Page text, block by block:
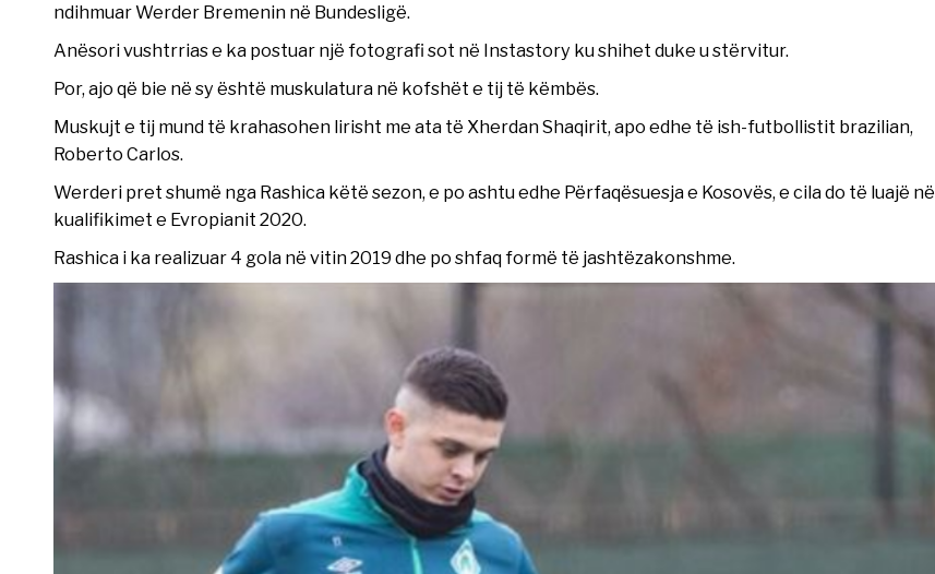
ndihmuar Werder Bremenin në Bundesligë.
Anësori vushtrrias e ka postuar një fotografi sot në Instastory ku shihet duke u stërvitur.
Por, ajo që bie në sy është muskulatura në kofshët e tij të këmbës.
Muskujt e tij mund të krahasohen lirisht me ata të Xherdan Shaqirit, apo edhe të ish-futbollistit brazilian,
Roberto Carlos.
Werderi pret shumë nga Rashica këtë sezon, e po ashtu edhe Përfaqësuesja e Kosovës, e cila do të luajë në
kualifikimet e Evropianit 2020.
Rashica i ka realizuar 4 gola në vitin 2019 dhe po shfaq formë të jashtëzakonshme.